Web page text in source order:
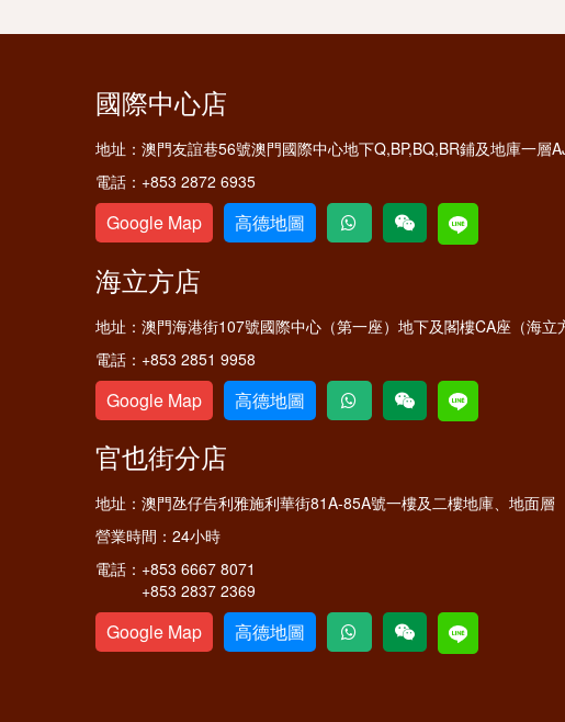
國際中心店
地址： 澳門友誼巷56號澳門國際中心地下Q,BP,BQ,BR鋪及地庫一層
電話： +853 2872 6935
Google Map 高德地圖
海立方店
地址： 澳門海港街107號國際中心（第一座）地下及閣樓CA座（海立
電話： +853 2851 9958
Google Map 高德地圖
官也街分店
地址： 澳門氹仔告利雅施利華街81A-85A號一樓及二樓地庫、地面層
營業時間： 24小時
電話： +853 6667 8071
+853 2837 2369
Google Map 高德地圖